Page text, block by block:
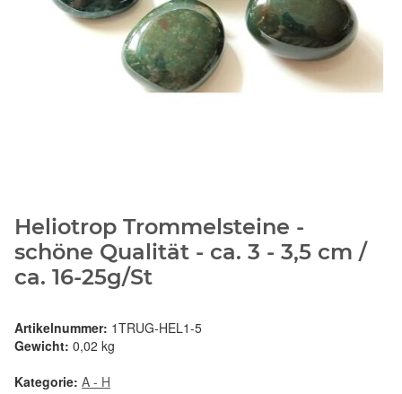
Heliotrop Trommelsteine -
schöne Qualität - ca. 3 - 3,5 cm /
ca. 16-25g/St
Artikelnummer: 1TRUG-HEL1-5
Gewicht: 0,02 kg
Kategorie: A - H